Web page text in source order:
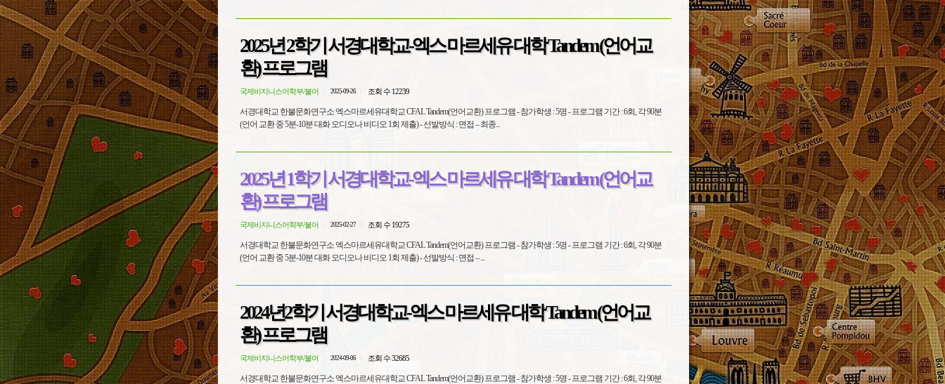
2025년 2학기 서경대학교-엑스 마르세유 대학 Tandem (언어교
환) 프로그램
국제비지니스어학부/불어 2025-09-26 조회 수 12239
서경대학교 한불문화연구소 엑스마르세유대학교 CFAL Tandem(언어교환) 프로그램 - 참가학생 : 5명 - 프로그램 기간 : 6회, 각 90분
(언어 교환 중 5분-10분 대화 오디오나 비디오 1회 제출) - 선발방식 : 면접 – 최종...
2025년 1학기 서경대학교-엑스 마르세유 대학 Tandem (언어교
환) 프로그램
국제비지니스어학부/불어 2025-02-27 조회 수 19275
서경대학교 한불문화연구소 엑스마르세유대학교 CFAL Tandem(언어교환) 프로그램 - 참가학생 : 5명 - 프로그램 기간 : 6회, 각 90분
(언어 교환 중 5분-10분 대화 오디오나 비디오 1회 제출) - 선발방식 : 면접 – ...
2024년2학기 서경대학교-엑스 마르세유 대학 Tandem (언어교
환) 프로그램
국제비지니스어학부/불어 2024-09-06 조회 수 32685
서경대학교 한불문화연구소 엑스마르세유대학교 CFAL Tandem(언어교환) 프로그램 - 참가학생 : 5명 - 프로그램 기간 : 6회, 각 90분